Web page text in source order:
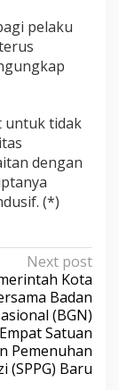
pelaku
untuk tidak
dengan
(*)
Next post
Kota
Badan
(BGN)
Satuan
Pemenuhan
(SPPG) Baru